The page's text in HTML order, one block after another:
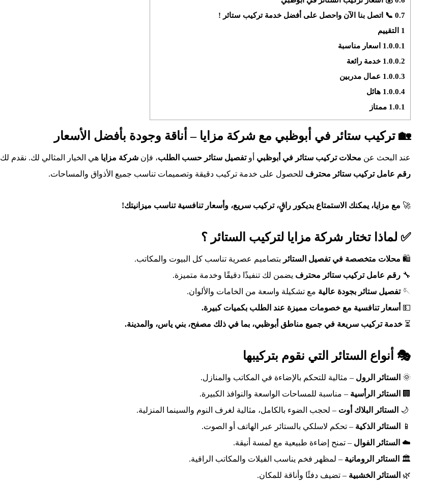
0.7📞 اتصل بنا الآن واحصل على أفضل خدمة تركيب ستائر !
1 التقييم
1.0.0.1 اسعار مناسبة
1.0.0.2 خدمة رائعة
1.0.0.3 عمال مدربين
1.0.0.4 هائل
1.0.1 ممتاز
🏡 تركيب ستائر في أبوظبي مع شركة مزايا – أناقة وجودة بأفضل الأسعار
عند البحث عن محلات تركيب ستائر في أبوظبي أوتفصيل ستائر حسب الطلب، فإن شركة مزايا هي الخيار المثالي لك. نقدم لك
رقم عامل تركيب ستائر محترف للحصول على خدمة تركيب دقيقة وتصميمات تناسب جميع الأذواق والمساحات.
🚀 مع مزايا، يمكنك الاستمتاع بديكور راقٍ، تركيب سريع، وأسعار تنافسية تناسب ميزانيتك!
✅ لماذا تختار شركة مزايا لتركيب الستائر ؟
🛍️ محلات متخصصة في تفصيل الستائر بتصاميم عصرية تناسب كل البيوت والمكاتب.
🔧 رقم عامل تركيب ستائر محترف يضمن لك تنفيذًا دقيقًا وخدمة متميزة.
🪡 تفصيل ستائر بجودة عالية مع تشكيلة واسعة من الخامات والألوان.
💵 أسعار تنافسية مع خصومات مميزة عند الطلب بكميات كبيرة.
⏳ خدمة تركيب سريعة في جميع مناطق أبوظبي، بما في ذلك مصفح، بني ياس، والمدينة.
🎭 أنواع الستائر التي نقوم بتركيبها
🌞 الستائر الرول – مثالية للتحكم بالإضاءة في المكاتب والمنازل.
🏢
الستائر الرأسية – مناسبة للمساحات الواسعة والنوافذ الكبيرة.
🌙
الستائر البلاك أوت – لحجب الضوء بالكامل، مثالية لغرف النوم والسينما المنزلية.
📱
الستائر الذكية – تحكم لاسلكي بالستائر عبر الهاتف أو الصوت.
☁️ الستائر الفوال – تمنح إضاءة طبيعية مع لمسة أنيقة.
🏛️
الستائر الرومانية – لمظهر فخم يناسب الفيلات والمكاتب الراقية.
🌿 الستائر الخشبية – تضيف دفئًا وأناقة للمكان.